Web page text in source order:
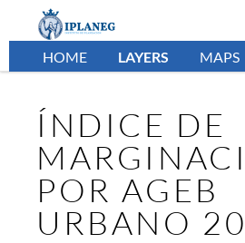
HOME LAYERS MAPS
ÍNDICE DE
POR AGEB
URBANO